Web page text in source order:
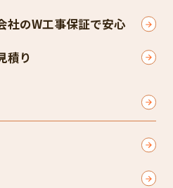
社のW工事保証で安心
積り